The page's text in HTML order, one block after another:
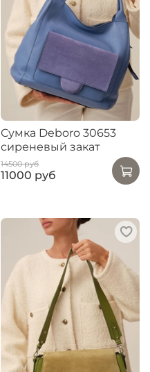
Сумка Deboro 30653
сиреневый закат
14500 руб
11000 руб